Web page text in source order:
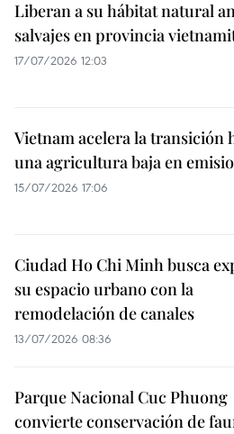
Liberan a su hábitat natural
salvajes en provincia
17/07/2026 12:03
Vietnam acelera la transición
una agricultura baja en
15/07/2026 17:06
Ciudad Ho Chi Minh busca
su espacio urbano con la
remodelación de canales
13/07/2026 08:36
Parque Nacional Cuc Phuong
convierte conservación de